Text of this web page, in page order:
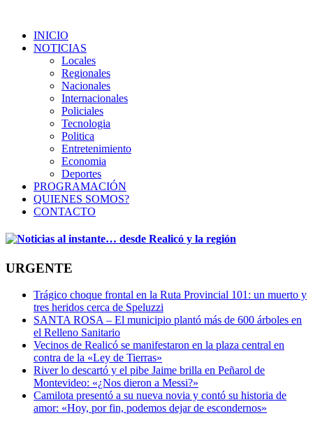
INICIO
NOTICIAS
Locales
Regionales
Nacionales
Internacionales
Policiales
Tecnologia
Politica
Entretenimiento
Economia
Deportes
PROGRAMACIÓN
QUIENES SOMOS?
CONTACTO
URGENTE
Trágico choque frontal en la Ruta Provincial 101: un muerto y
tres heridos cerca de Speluzzi
SANTA ROSA – El municipio plantó más de 600 árboles en
el Relleno Sanitario
Vecinos de Realicó se manifestaron en la plaza central en
contra de la «Ley de Tierras»
River lo descartó y el pibe Jaime brilla en Peñarol de
Montevideo: «¿Nos dieron a Messi?»
Camilota presentó a su nueva novia y contó su historia de
amor: «Hoy, por fin, podemos dejar de escondernos»